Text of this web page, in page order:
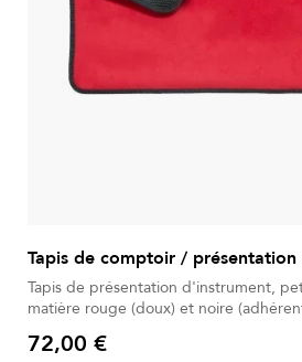
Tapis de comptoir /
Tapis de présentation d'instrument,
matière rouge (doux) et noire
Prix
72,00 €